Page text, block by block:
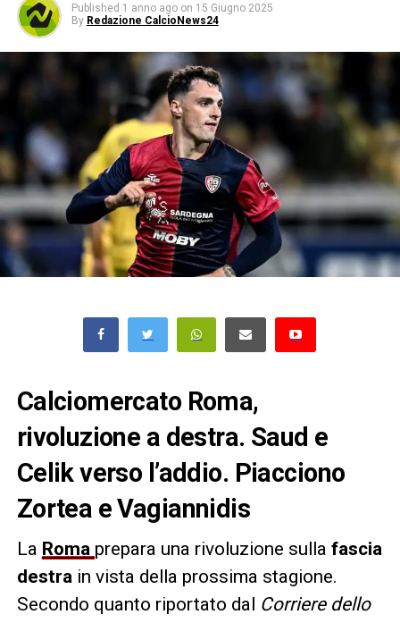
Published 1 anno ago on 15 Giugno 2025
By Redazione CalcioNews24
Calciomercato Roma,
rivoluzione a destra. Saud e
Celik verso l’addio. Piacciono
Zortea e Vagiannidis
La Roma prepara una rivoluzione sulla fascia
destra in vista della prossima stagione.
Secondo quanto riportato dal Corriere dello